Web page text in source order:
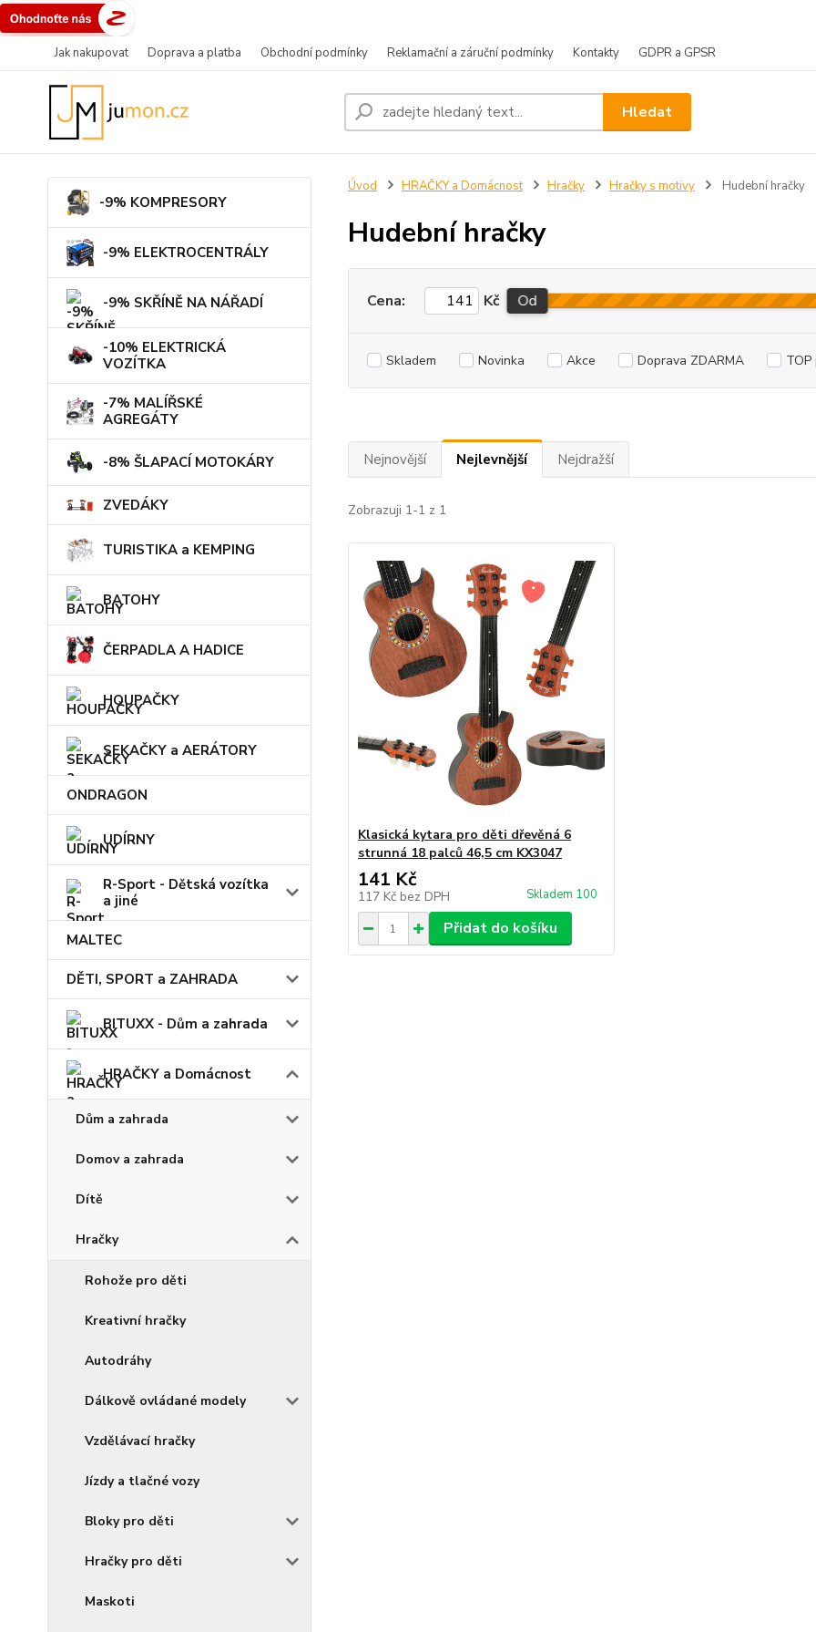
Jak nakupovat Doprava a platba Obchodní podmínky Reklamační a záruční podmínky Kontakty GDPR a GPSR
Hledat
-9% KOMPRESORY
-9% ELEKTROCENTRÁLY
-9% SKŘÍNĚ NA NÁŘADÍ
-10% ELEKTRICKÁ
VOZÍTKA
-7% MALÍŘSKÉ
AGREGÁTY
-8% ŠLAPACÍ MOTOKÁRY
ZVEDÁKY
TURISTIKA a KEMPING
BATOHY
ČERPADLA A HADICE
HOUPAČKY
SEKAČKY a AERÁTORY
ONDRAGON
UDÍRNY
R-Sport - Dětská vozítka
a jiné
MALTEC
DĚTI, SPORT a ZAHRADA
BITUXX - Dům a zahrada
HRAČKY a Domácnost
Dům a zahrada
Domov a zahrada
Dítě
Hračky
Rohože pro děti
Kreativní hračky
Autodráhy
Dálkově ovládané modely
Vzdělávací hračky
Jízdy a tlačné vozy
Bloky pro děti
Hračky pro děti
Maskoti
Úvod HRAČKY a Domácnost Hračky Hračky s motivy Hudební hračky
Hudební hračky
Cena: Kč Od
Skladem Novinka Akce Doprava ZDARMA
Nejnovější Nejlevnější Nejdražší
Zobrazuji 1-1 z 1
Klasická kytara pro děti dřevěná 6
strunná 18 palců 46,5 cm KX3047
141 Kč
117 Kč bez DPH Skladem 100
Přidat do košíku